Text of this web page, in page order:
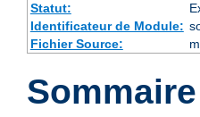
Statut:
Identificateur de Module:
Fichier Source:
Sommaire